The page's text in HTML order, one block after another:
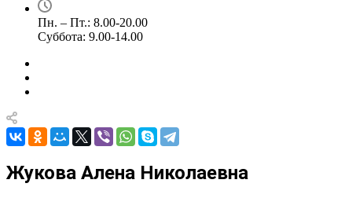
Пн. – Пт.: 8.00-20.00
Суббота: 9.00-14.00
Жукова Алена Николаевна